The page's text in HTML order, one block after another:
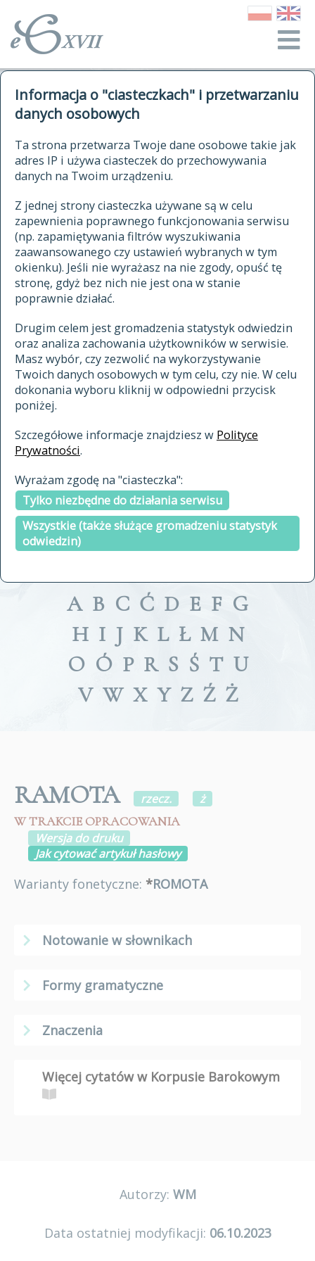
Informacja o "ciasteczkach" i przetwarzaniu
danych osobowych
Ta strona przetwarza Twoje dane osobowe takie jak
adres IP i używa ciasteczek do przechowywania
danych na Twoim urządzeniu.
Z jednej strony ciasteczka używane są w celu
zapewnienia poprawnego funkcjonowania serwisu
(np. zapamiętywania filtrów wyszukiwania
zaawansowanego czy ustawień wybranych w tym
okienku). Jeśli nie wyrażasz na nie zgody, opuść tę
stronę, gdyż bez nich nie jest ona w stanie
poprawnie działać.
Drugim celem jest gromadzenia statystyk odwiedzin
oraz analiza zachowania użytkowników w serwisie.
Masz wybór, czy zezwolić na wykorzystywanie
Twoich danych osobowych w tym celu, czy nie. W celu
dokonania wyboru kliknij w odpowiedni przycisk
poniżej.
Szczegółowe informacje znajdziesz w Polityce
Prywatności.
Wyrażam zgodę na "ciasteczka":
Tylko niezbędne do działania serwisu
Wszystkie (także służące gromadzeniu statystyk
odwiedzin)
autorzy Słownika
historia
publikacje
źródła
autorzy tekstów źródłowych
zasady opracowania
statystyki
najnowsze hasła
ostatnio zmodyfikowane hasła
materiały archiwalne
cytowanie
kontakt
kwerendy
jak cytować Słownik
ELEKTRONICZNY SŁOWNIK
JĘZYKA POLSKIEGO
XVII I XVIII WIEKU
znajdź hasła
zaczynające się od
indeksie
a fronte
a tergo
A B C Ć D E F G
H I J K L Ł M N
O Ó P R S Ś T U
V W X Y Z Ź Ż
RAMOTA rzecz.
ż
W TRAKCIE OPRACOWANIA
Wersja do druku
Jak cytować artykuł hasłowy
Warianty fonetyczne: *ROMOTA
Notowanie w słownikach
Formy gramatyczne
Znaczenia
Więcej cytatów w Korpusie Barokowym
Autorzy: WM
Data ostatniej modyfikacji: 06.10.2023